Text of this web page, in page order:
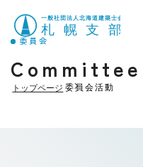
委員会
Committee
トップページ 委員会活動